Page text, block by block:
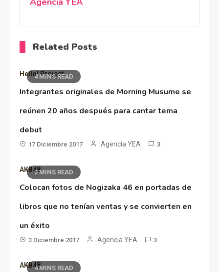
Related Posts
4 MINS READ
Hello! Project
Integrantes originales de Morning Musume se
reúnen 20 años después para cantar tema
debut
17 Diciembre 2017 Agencia YEA 3
2 MINS READ
AKB48
Colocan fotos de Nogizaka 46 en portadas de
libros que no tenían ventas y se convierten en
un éxito
3 Diciembre 2017 Agencia YEA 3
4 MINS READ
AKB48